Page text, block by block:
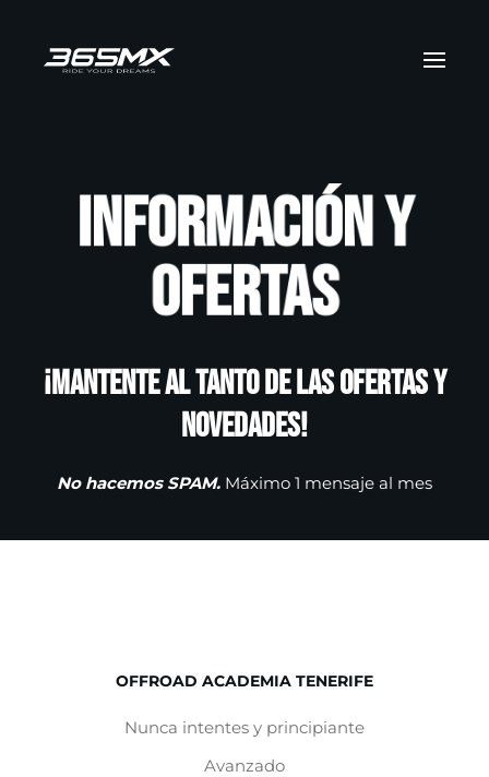
Skip to main content
Información y
ofertas
¡Mantente al tanto de las ofertas y
novedades!
No hacemos SPAM. Máximo 1 mensaje al mes
OFFROAD ACADEMIA TENERIFE
Nunca intentes y principiante
Avanzado